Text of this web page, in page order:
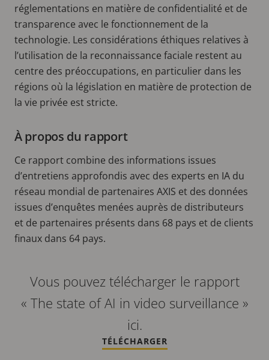
réglementations en matière de confidentialité et de
transparence avec le fonctionnement de la
technologie. Les considérations éthiques relatives à
l’utilisation de la reconnaissance faciale restent au
centre des préoccupations, en particulier dans les
régions où la législation en matière de protection de
la vie privée est stricte.
À propos du rapport
Ce rapport combine des informations issues
d’entretiens approfondis avec des experts en IA du
réseau mondial de partenaires AXIS et des données
issues d’enquêtes menées auprès de distributeurs
et de partenaires présents dans 68 pays et de clients
finaux dans 64 pays.
Vous pouvez télécharger le rapport
« The state of AI in video surveillance »
ici.
TÉLÉCHARGER